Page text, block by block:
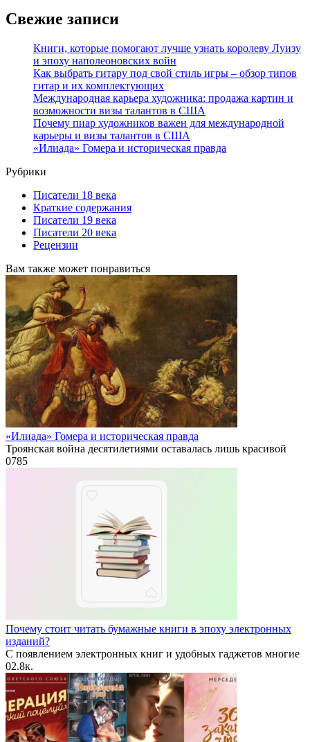
Свежие записи
Книги, которые помогают лучше узнать королеву Луизу
и эпоху наполеоновских войн
Как выбрать гитару под свой стиль игры – обзор типов
гитар и их комплектующих
Международная карьера художника: продажа картин и
возможности визы талантов в США
Почему пиар художников важен для международной
карьеры и визы талантов в США
«Илиада» Гомера и историческая правда
Рубрики
Писатели 18 века
Краткие содержания
Писатели 19 века
Писатели 20 века
Рецензии
Вам также может понравиться
«Илиада» Гомера и историческая правда
Троянская война десятилетиями оставалась лишь красивой
0785
Почему стоит читать бумажные книги в эпоху электронных
изданий?
С появлением электронных книг и удобных гаджетов многие
02.8к.